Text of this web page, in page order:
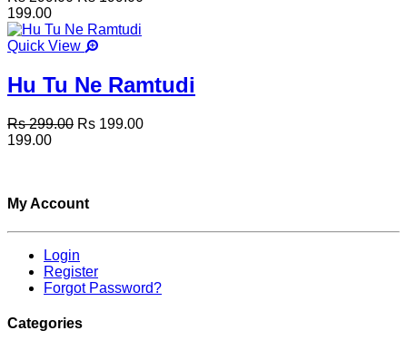
199.00
Quick View
Hu Tu Ne Ramtudi
Rs 299.00 Rs 199.00
199.00
My Account
Login
Register
Forgot Password?
Categories